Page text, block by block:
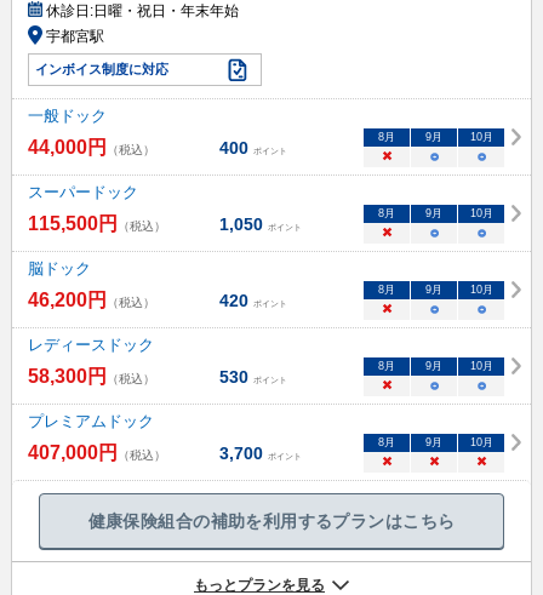
休診日:日曜・祝日・年末年始
宇都宮駅
インボイス制度に対応
一般ドック
44,000円 （税込） 400 ポイント
8 月 9 月 10月
× ○ ○
スーパードック
115,500円 （税込） 1,050 ポイント
8 月 9 月 10月
× ○ ○
脳ドック
46,200円 （税込） 420 ポイント
8 月 9 月 10月
× ○ ○
レディースドック
58,300円 （税込） 530 ポイント
8 月 9 月 10月
× ○ ○
プレミアムドック
407,000円 （税込） 3,700 ポイント
8 月 9 月 10月
× × ×
健康保険組合の補助を利用するプランはこちら
もっとプランを見る